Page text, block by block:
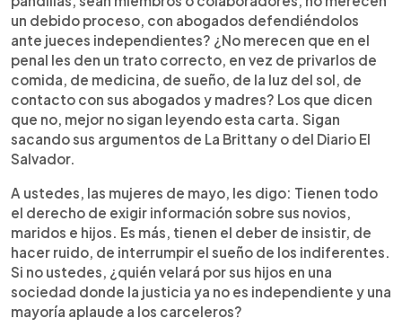
un debido proceso, con abogados defendiéndolos
ante jueces independientes? ¿No merecen que en el
penal les den un trato correcto, en vez de privarlos de
comida, de medicina, de sueño, de la luz del sol, de
contacto con sus abogados y madres? Los que dicen
que no, mejor no sigan leyendo esta carta. Sigan
sacando sus argumentos de La Brittany o del Diario El
Salvador.
A ustedes, las mujeres de mayo, les digo: Tienen todo
el derecho de exigir información sobre sus novios,
maridos e hijos. Es más, tienen el deber de insistir, de
hacer ruido, de interrumpir el sueño de los indiferentes.
Si no ustedes, ¿quién velará por sus hijos en una
sociedad donde la justicia ya no es independiente y una
mayoría aplaude a los carceleros?